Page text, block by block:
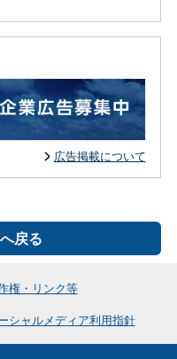
広告掲載について
戻る
権・リンク等
シャルメディア利用指針